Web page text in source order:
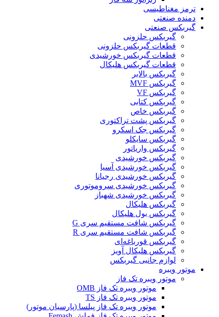
ترمز مغناطیسی
دمنده صنعتی
گیربکس صنعتی
گیربکس حلزونی
قطعات گيربکس حلزونی
قطعات گيربکس خورشيدی
قطعات گیربکس هلیکال
گيربکس بالابر
گیربکس MVF
گیربکس VF
گیربکس کتابی
گیربکس خاص
گیربکس پشت تراکتوری
گیربکس جک اسکرو
گیربکس سایکلو
گیربکس واریاتور
گیربکس خورشیدی
گیربکس خورشیدی آسیا
گیربکس خورشیدی رجیانا
گیربکس خورشیدی سروموتوری
گیربکس خورشیدی شهباز
گیربکس هلیکال
گیربکس بول هلیکال
گیربکس شافت مستقیم سری G
گیربکس شافت مستقیم سری R
گیربکس قورباغه‌ای
گیربکس هلیکال آویز
لوازم جانبی گیربکس
موتور ویبره
موتور ویبره تک فاز
موتور ویبره تک فاز OMB
موتور ویبره تک فاز TS
موتور ویبره تک فاز پیلسا (پارسیان موتور)